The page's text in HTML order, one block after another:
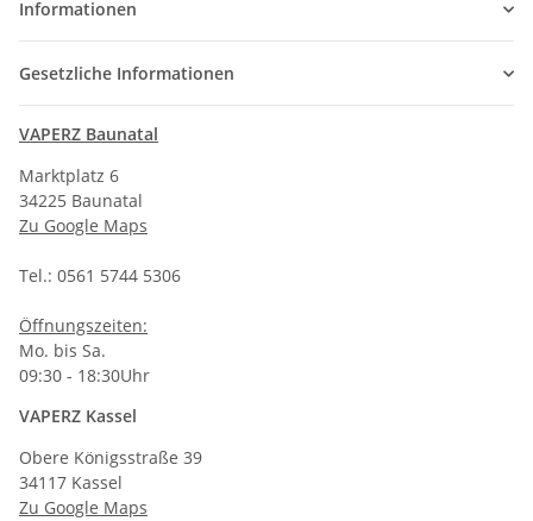
Informationen
Gesetzliche Informationen
VAPERZ Baunatal
Marktplatz 6
34225 Baunatal
Zu Google Maps
Tel.: 0561 5744 5306
Öffnungszeiten:
Mo. bis Sa.
09:30 - 18:30Uhr
VAPERZ Kassel
Obere Königsstraße 39
34117 Kassel
Zu Google Maps